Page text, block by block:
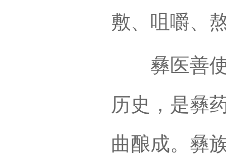
敷、咀嚼、
彝医善使
历史，是彝
曲酿成。彝